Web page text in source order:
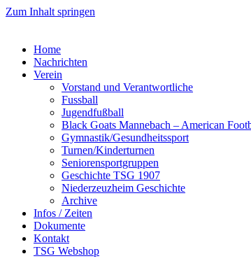
Zum Inhalt springen
Home
Nachrichten
Verein
Vorstand und Verantwortliche
Fussball
Jugendfußball
Black Goats Mannebach – American
Gymnastik/Gesundheitssport
Turnen/Kinderturnen
Seniorensportgruppen
Geschichte TSG 1907
Niederzeuzheim Geschichte
Archive
Infos / Zeiten
Dokumente
Kontakt
TSG Webshop